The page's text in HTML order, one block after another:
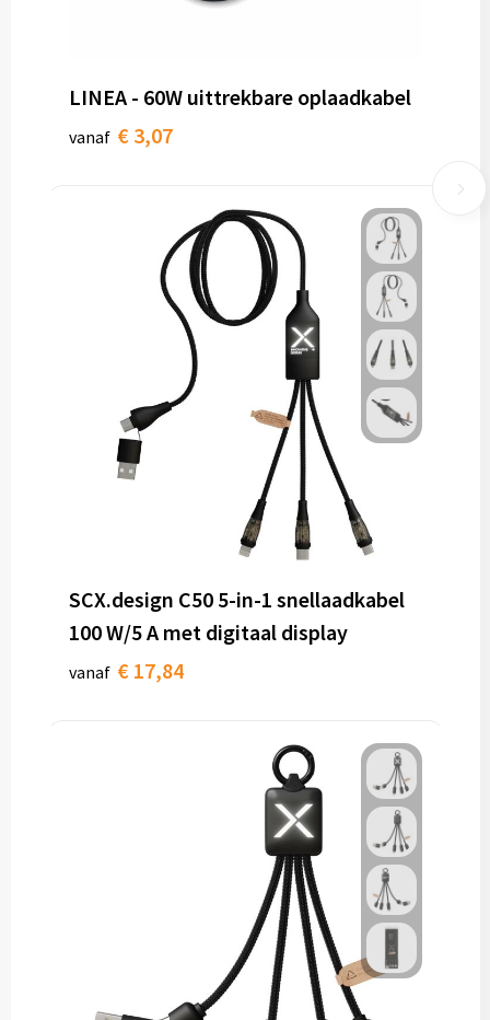
LINEA - 60W uittrekbare oplaadkabel
vanaf € 3,07
SCX.design C50 5-in-1 snellaadkabel
100 W/5 A met digitaal display
vanaf € 17,84